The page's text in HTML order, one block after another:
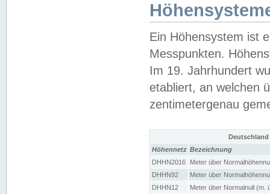
Ein Höhensystem ist
Messpunkten.
Im 19. Jahrhundert
etabliert, an welchen
zentimetergenau
Höhennetz Bezeichnung
DHHN2016
Meter über
DHHN92
Meter über
DHHN12
Meter über Normalnull (m.